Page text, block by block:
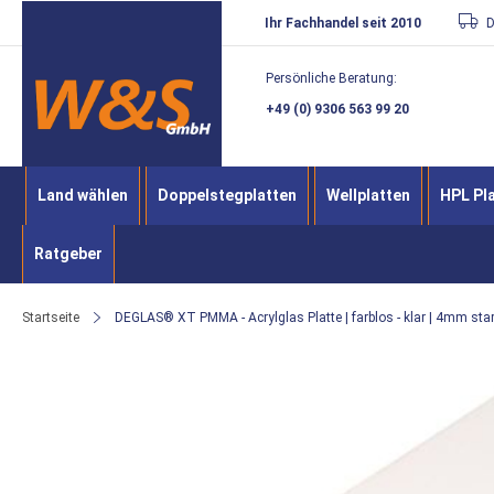
Direkt
zum
Inhalt
Ihr Fachhandel seit 2010
Persönliche Beratung:
+49 (0) 9306 563 99 20
Land wählen Doppelstegplatten Wellplatten HPL
Ratgeber
Startseite DEGLAS® XT PMMA - Acrylglas Platte | farblos - klar | 4mm